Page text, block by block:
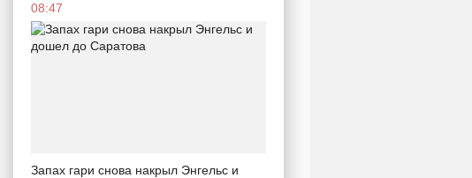
08:47
Запах гари снова накрыл Энгельс и